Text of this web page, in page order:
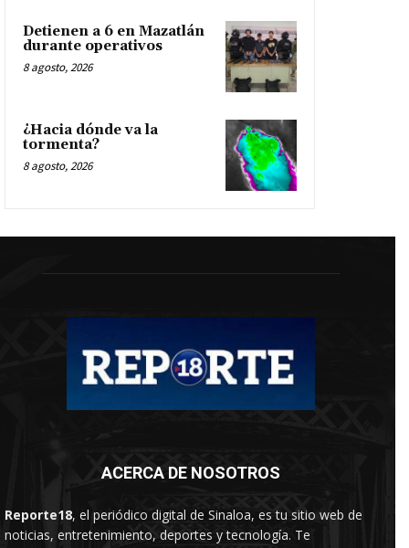
Detienen a 6 en Mazatlán
durante operativos
8 agosto, 2026
¿Hacia dónde va la
tormenta?
8 agosto, 2026
ACERCA DE NOSOTROS
Reporte18, el periódico digital de Sinaloa, es tu sitio web de
noticias, entretenimiento, deportes y tecnología. Te